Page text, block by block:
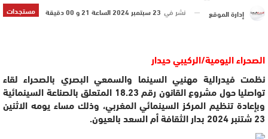
مستجدات إدارة الموقع نشر في 23 سبتمبر 2024 الساعة 21 و 00 دقيقة
الصحراء اليومية/الركيبي حيدار
نظمت فيدرالية مهنيي السينما والسمعي البصري بالصحراء لقاء
تواصليا حول مشروع القانون رقم 18.23 المتعلق بالصناعة السينمائية
وبإعادة تنظيم المركز السينمائي المغربي، وذلك مساء يومه الاثنين
23 شتنبر 2024 بدار الثقافة أم السعد بالعيون.